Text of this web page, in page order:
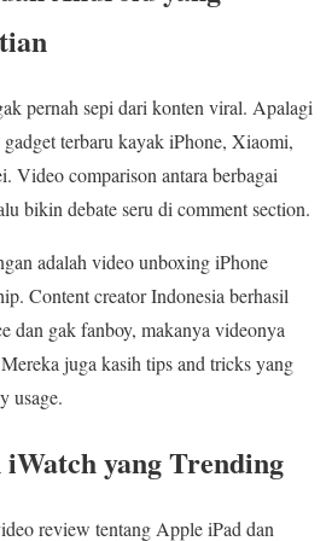
pernah sepi dari konten viral. Apalagi
terbaru kayak iPhone, Xiaomi,
Video comparison antara berbagai
bikin debate seru di comment section.
adalah video unboxing iPhone
Content creator Indonesia berhasil
dan gak fanboy, makanya videonya
juga kasih tips and tricks yang
usage.
yang Trending
review tentang Apple iPad dan